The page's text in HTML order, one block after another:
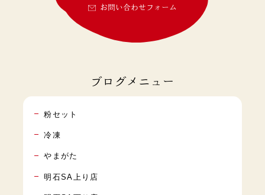
お問い合わせフォーム
ブログメニュー
粉セット
冷凍
やまがた
明石SA上り店